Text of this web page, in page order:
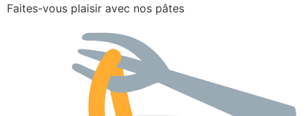
Faites-vous plaisir avec nos pâtes